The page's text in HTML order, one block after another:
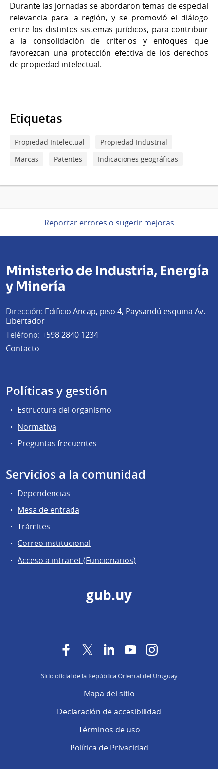
Durante las jornadas se abordaron temas de especial
relevancia para la región, y se promovió el diálogo
entre los distintos sistemas jurídicos, para contribuir
a la consolidación de criterios y enfoques que
favorezcan una protección efectiva de los derechos
de propiedad intelectual.
Etiquetas
Propiedad Intelectual
Propiedad Industrial
Marcas
Patentes Indicaciones geográficas
Reportar errores o sugerir mejoras
Ministerio de Industria, Energía
y Minería
Dirección: Edificio Ancap, piso 4, Paysandú esquina Av.
Libertador
Teléfono: +598 2840 1234
Contacto
Políticas y gestión
Estructura del organismo
Normativa
Preguntas frecuentes
Servicios a la comunidad
Dependencias
Mesa de entrada
Trámites
Correo institucional
Acceso a intranet (Funcionarios)
gub.uy
FacebookTwitter LinkedInYouTubeInstagram
Sitio oficial de la República Oriental del Uruguay
Mapa del sitio
Declaración de accesibilidad
Términos de uso
Política de Privacidad